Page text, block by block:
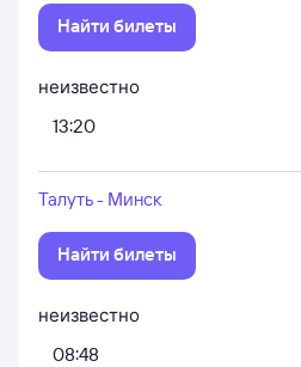
Найти билеты
неизвестно
13:20
Талуть - Минск
Найти билеты
неизвестно
08:48